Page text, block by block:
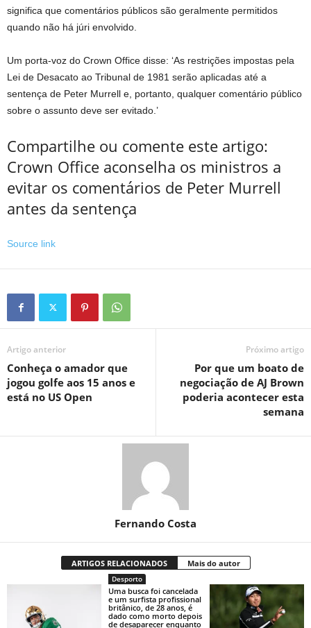
significa que comentários públicos são geralmente permitidos
quando não há júri envolvido.
Um porta-voz do Crown Office disse: ‘As restrições impostas pela
Lei de Desacato ao Tribunal de 1981 serão aplicadas até a
sentença de Peter Murrell e, portanto, qualquer comentário público
sobre o assunto deve ser evitado.’
Compartilhe ou comente este artigo:
Crown Office aconselha os ministros a
evitar os comentários de Peter Murrell
antes da sentença
Source link
Artigo anterior
Conheça o amador que
jogou golfe aos 15 anos e
está no US Open
Próximo artigo
Por que um boato de
negociação de AJ Brown
poderia acontecer esta
semana
Fernando Costa
ARTIGOS RELACIONADOS Mais do autor
Desporto
Uma busca foi cancelada
e um surfista profissional
britânico, de 28 anos, é
dado como morto depois
de desaparecer enquanto